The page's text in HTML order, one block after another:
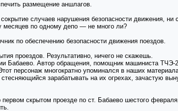
размещение аншлагов.
случаев нарушения безопасности движения, ни
месяцев по одному депо — не много ли?
по обеспечению безопасности движения поездов.
проездов. Результативно, ничего не скажешь.
Автор обращения, помощник машиниста ТЧЭ-
персонаж многократно упоминался в наших
зарабатывать на их огрехах, зачастую
скрытом проезде по ст. Бабаево шестого